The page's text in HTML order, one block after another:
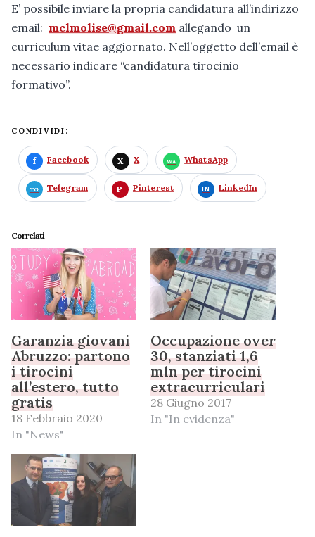
E’ possibile inviare la propria candidatura all’indirizzo
email: mclmolise@gmail.com allegando un
curriculum vitae aggiornato. Nell’oggetto dell’email è
necessario indicare “candidatura tirocinio
formativo”.
CONDIVIDI:
Facebook X WhatsApp
Telegram Pinterest LinkedIn
Correlati
Garanzia giovani
Abruzzo: partono
i tirocini
all’estero, tutto
gratis
18 Febbraio 2020
In "News"
Occupazione over
30, stanziati 1,6
mln per tirocini
extracurriculari
28 Giugno 2017
In "In evidenza"